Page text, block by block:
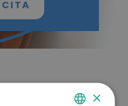
CITA
×